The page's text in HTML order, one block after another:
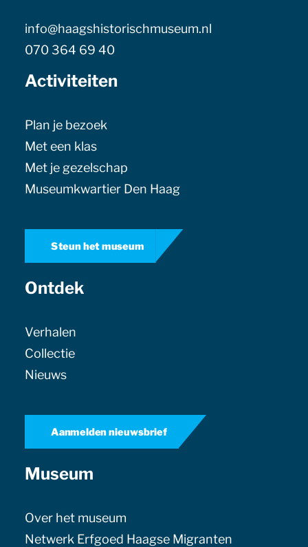
info@haagshistorischmuseum.nl
070 364 69 40
Activiteiten
Plan je bezoek
Met een klas
Met je gezelschap
Museumkwartier Den Haag
Steun het museum
Ontdek
Verhalen
Collectie
Nieuws
Aanmelden nieuwsbrief
Museum
Over het museum
Netwerk Erfgoed Haagse Migranten